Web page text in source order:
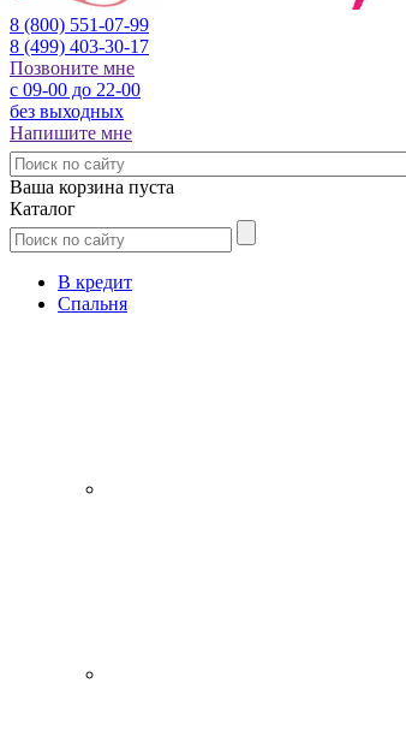
8 (800) 551-07-99
8 (499) 403-30-17
Позвоните мне
с 09-00 до 22-00
без выходных
Напишите мне
Ваша корзина пуста
Каталог
В кредит
Спальня